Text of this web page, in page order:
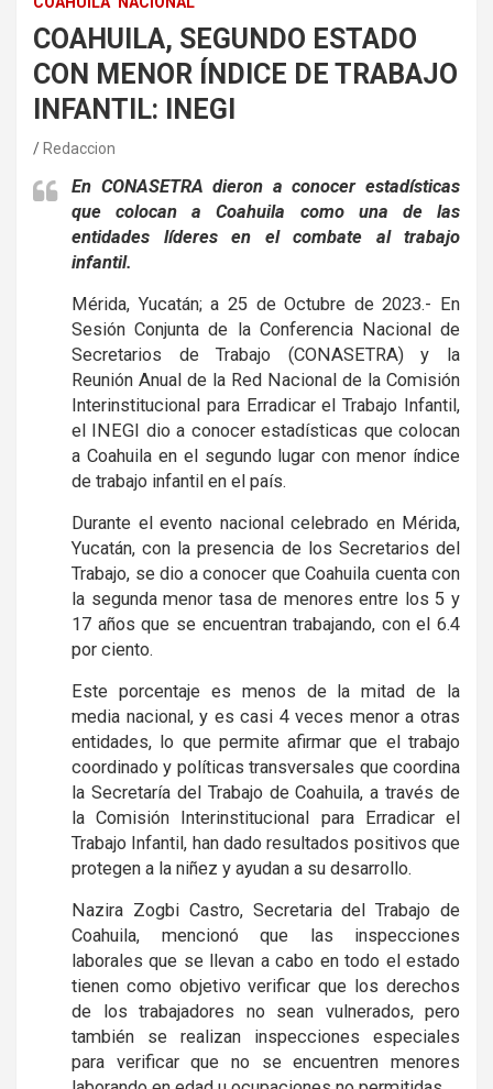
COAHUILA, SEGUNDO ESTADO
CON MENOR ÍNDICE DE TRABAJO
INFANTIL: INEGI
Redaccion
En CONASETRA dieron a conocer estadísticas
que colocan a Coahuila como una de las
entidades líderes en el combate al trabajo
infantil.
Mérida, Yucatán; a 25 de Octubre de 2023.- En
Sesión Conjunta de la Conferencia Nacional de
Secretarios de Trabajo (CONASETRA) y la
Reunión Anual de la Red Nacional de la Comisión
Interinstitucional para Erradicar el Trabajo Infantil,
el INEGI dio a conocer estadísticas que colocan
a Coahuila en el segundo lugar con menor índice
de trabajo infantil en el país.
Durante el evento nacional celebrado en Mérida,
Yucatán, con la presencia de los Secretarios del
Trabajo, se dio a conocer que Coahuila cuenta con
la segunda menor tasa de menores entre los 5 y
17 años que se encuentran trabajando, con el 6.4
por ciento.
Este porcentaje es menos de la mitad de la
media nacional, y es casi 4 veces menor a otras
entidades, lo que permite afirmar que el trabajo
coordinado y políticas transversales que coordina
la Secretaría del Trabajo de Coahuila, a través de
la Comisión Interinstitucional para Erradicar el
Trabajo Infantil, han dado resultados positivos que
protegen a la niñez y ayudan a su desarrollo.
Nazira Zogbi Castro, Secretaria del Trabajo de
Coahuila, mencionó que las inspecciones
laborales que se llevan a cabo en todo el estado
tienen como objetivo verificar que los derechos
de los trabajadores no sean vulnerados, pero
también se realizan inspecciones especiales
para verificar que no se encuentren menores